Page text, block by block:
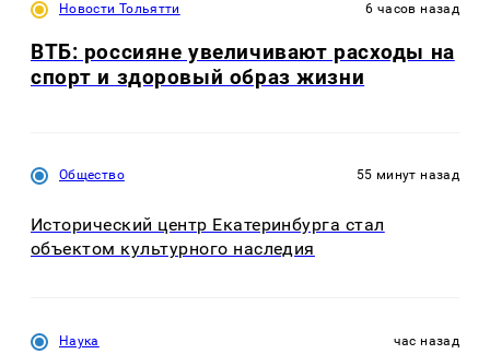
Новости Тольятти 6 часов назад
ВТБ: россияне увеличивают расходы на
спорт и здоровый образ жизни
Общество 55 минут назад
Исторический центр Екатеринбурга стал
объектом культурного наследия
Наука час назад